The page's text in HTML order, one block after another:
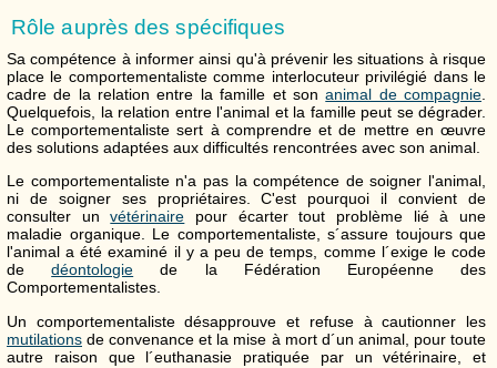
Rôle auprès des spécifiques
Sa compétence à informer ainsi qu'à prévenir les situations à risque
place le comportementaliste comme interlocuteur privilégié dans le
cadre de la relation entre la famille et sonanimal de compagnie
Quelquefois, la relation entre l'animal et la famille peut se dégrader.
Le comportementaliste sert à comprendre et de mettre en œuvre
des solutions adaptées aux difficultés rencontrées avec son animal.
Le comportementaliste n'a pas la compétence de soigner l'animal,
ni de soigner ses propriétaires. C'est pourquoi il convient de
consulter unvétérinaire pour écarter tout problème lié à une
maladie organique. Le comportementaliste, s´assure toujours que
l'animal a été examiné il y a peu de temps, comme l´exige le code
dedéontologie de la Fédération Européenne des
Comportementalistes.
Un comportementaliste désapprouve et refuse à cautionner les
mutilations de convenance et la mise à mort d´un animal, pour toute
autre raison que l´euthanasie pratiquée par un vétérinaire, et